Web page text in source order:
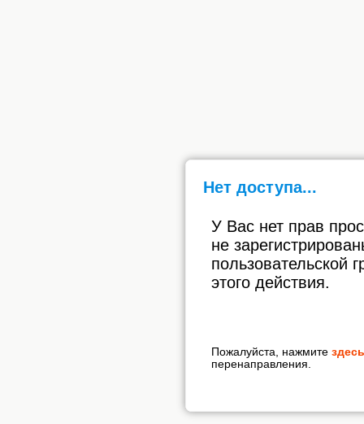
Нет доступа...
У Вас нет прав
не
пользовательской
этого действия.
Пожалуйста, нажмите здесь
перенаправления.